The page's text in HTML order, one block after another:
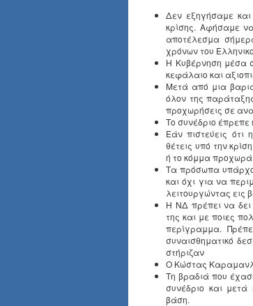
Δεν εξηγήσαμε
κρίσης. Αφήσαμε
αποτέλεσμα
χρόνων του
Η Κυβέρνηση μέσα
κεφάλαιο και
Μετά από μια
όλον της
προχωρήσεις σε
Το συνέδριο έπρεπε
Εάν πιστεύεις ότι
θέτεις υπό την
ή το κόμμα προχωρά
Τα πρόσωπα
και όχι για να
λειτουργώντας εις
Η ΝΔ πρέπει να
της και με ποιες
περίγραμμα.
συναισθηματικό
στήριζαν
Ο Κώστας
Τη βραδιά που
συνέδριο και
βάση.